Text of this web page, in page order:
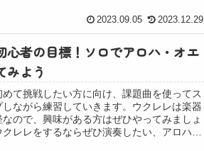
2023.09.05 2023.12.29
心者の目標！ソロでアロハ・オエ
みよう
めて挑戦したい方に向け、課題曲を使ってス
しながら練習していきます。ウクレレは楽器
ので、興味がある方はぜひやってみましょ
レレをするならぜひ演奏したい、アロハ・